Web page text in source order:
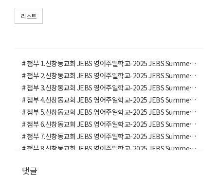
리스트
# 첨부 1.신창동교회 JEBS 영어주일학교-2025 JEBS Summer Bible Camp (1)-71077504290.jpg
# 첨부 2.신창동교회 JEBS 영어주일학교-2025 JEBS Summer Bible Camp (1)-71077504299.jpg
# 첨부 3.신창동교회 JEBS 영어주일학교-2025 JEBS Summer Bible Camp (1)-71077615539.jpg
# 첨부 4.신창동교회 JEBS 영어주일학교-2025 JEBS Summer Bible Camp (1)-71077615560.jpg
# 첨부 5.신창동교회 JEBS 영어주일학교-2025 JEBS Summer Bible Camp (1)-71077813924.jpg
# 첨부 6.신창동교회 JEBS 영어주일학교-2025 JEBS Summer Bible Camp (1)-71077813933.jpg
# 첨부 7.신창동교회 JEBS 영어주일학교-2025 JEBS Summer Bible Camp (1)-71077813934.jpg
# 첨부 8.신창동교회 JEBS 영어주일학교-2025 JEBS Summer Bible Camp (1)-71077813935.jpg
댓글